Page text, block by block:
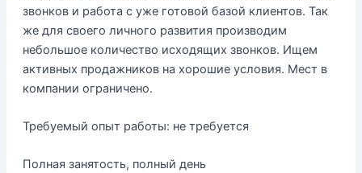
звонков и работа с уже готовой базой клиентов. Так
же для своего личного развития производим
небольшое количество исходящих звонков. Ищем
активных продажников на хорошие условия. Мест в
компании ограничено.
Требуемый опыт работы: не требуется
Полная занятость, полный день